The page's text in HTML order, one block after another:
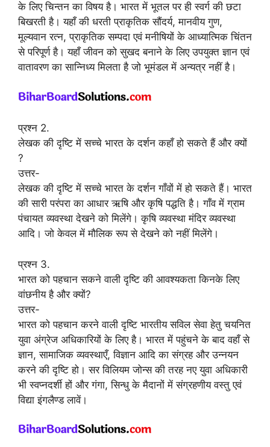
के लिए चिन्तन का विषय है। भारत में भूतल पर ही स्वर्ग की छटा
बिखरती है। यहाँ की धरती प्राकृतिक सौंदर्य, मानवीय गुण,
मूल्यवान रत्न, प्राकृतिक सम्पदा एवं मनीषियों के आध्यात्मिक चिंतन
से परिपूर्ण है। यहाँ जीवन को सुखद बनाने के लिए उपयुक्त ज्ञान एवं
वातावरण का सान्निध्य मिलता है जो भूमंडल में अन्यत्र नहीं है।
प्रश्न 2.
लेखक की दृष्टि में सच्चे भारत के दर्शन कहाँ हो सकते हैं और क्यों
?
उत्तर-
लेखक की दृष्टि में सच्चे भारत के दर्शन गाँवों में हो सकते हैं। भारत
की सारी परंपरा का आधार ऋषि और कृषि पद्धति है। गाँव में ग्राम
पंचायत व्यवस्था देखने को मिलेंगे। कृषि व्यवस्था मंदिर व्यवस्था
आदि। जो केवल में मौलिक रूप से देखने को नहीं मिलेंगे।
प्रश्न 3.
भारत को पहचान सकने वाली दृष्टि की आवश्यकता किनके लिए
वांछनीय है और क्यों?
उत्तर-
भारत को पहचान करने वाली दृष्टि भारतीय सविल सेवा हेतु चयनित
युवा अंग्रेज अधिकारियों के लिए है। भारत में पहुंचने के बाद वहाँ से
ज्ञान, सामाजिक व्यवस्थाएँ, विज्ञान आदि का संग्रह और उन्नयन
करने की दृष्टि हो। सर विलियम जोन्स की तरह नए युवा अधिकारी
भी स्वप्नदर्शी हों और गंगा, सिन्धु के मैदानों में संग्रहणीय वस्तु एवं
विद्या इंगलैण्ड लावें।